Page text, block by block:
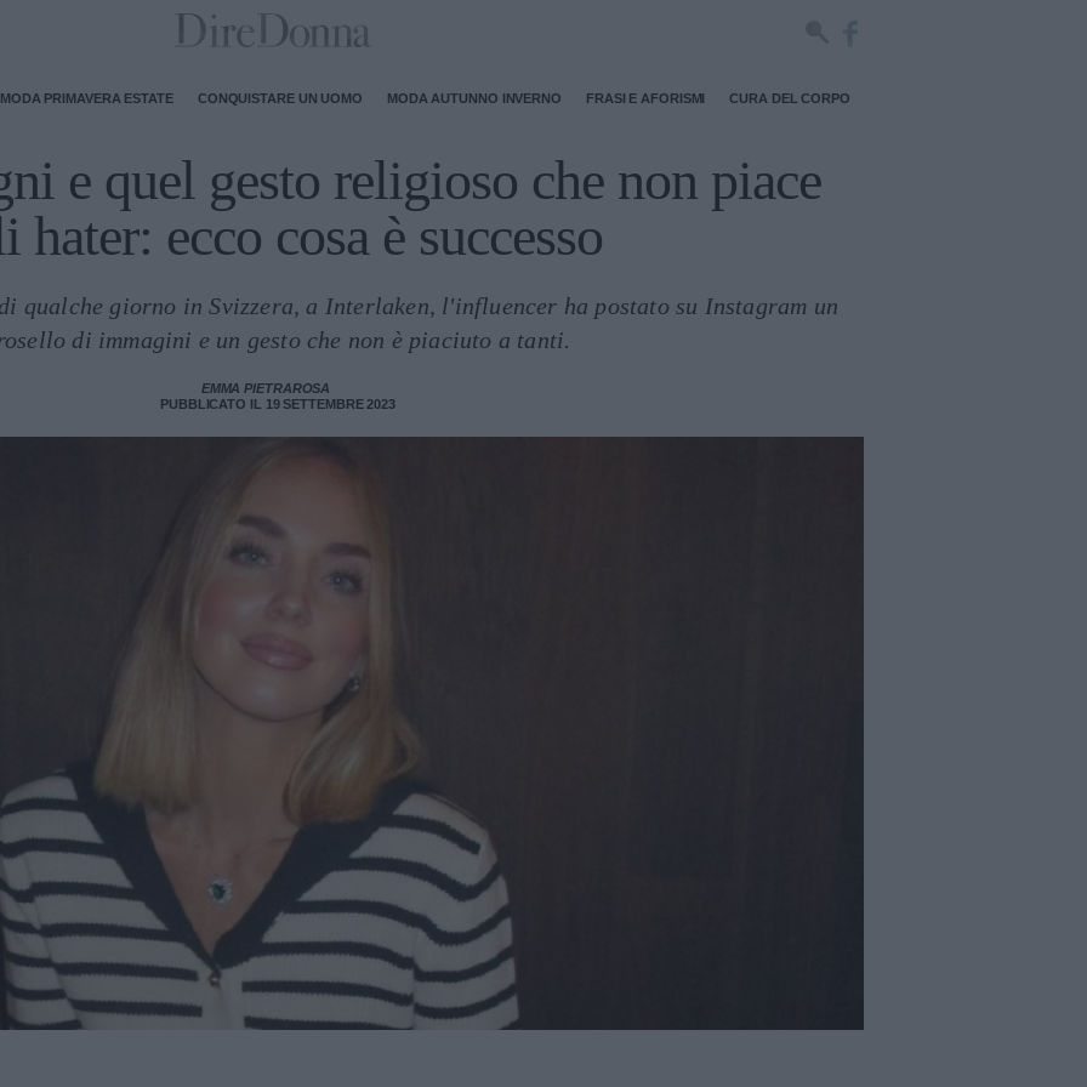
MODA PRIMAVERA ESTATE CONQUISTARE UN UOMO MODA AUTUNNO INVERNO FRASI E AFORISMI CURA DEL CORPO
e quel gesto religioso che non piace
hater: ecco cosa è successo
qualche giorno in Svizzera, a Interlaken, l'influencer ha postato su Instagram un
di immagini e un gesto che non è piaciuto a tanti.
EMMA PIETRAROSA
PUBBLICATO IL 19 SETTEMBRE 2023